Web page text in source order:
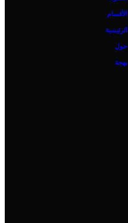
الأقسام
الرئيسية
حول
بهجة